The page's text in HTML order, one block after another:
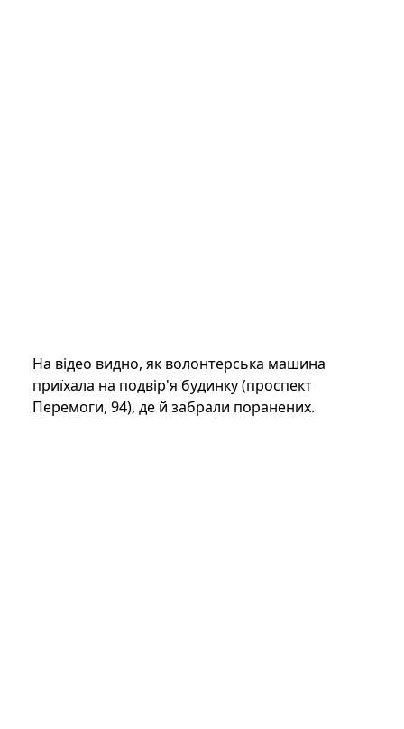
На відео видно, як волонтерська машина
приїхала на подвір'я будинку (проспект
Перемоги, 94), де й забрали поранених.